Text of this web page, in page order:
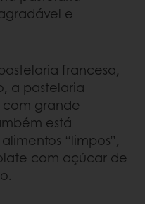
e
francesa,
a pastelaria
grande
está
“limpos”,
com açúcar de